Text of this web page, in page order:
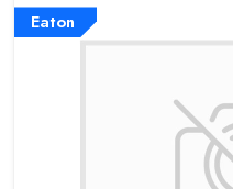
Eaton